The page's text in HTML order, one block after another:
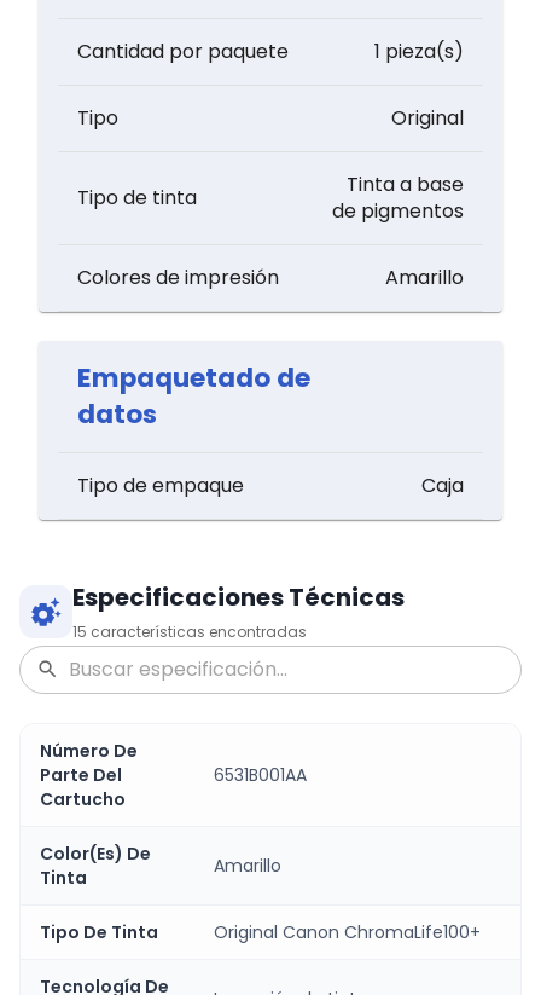
Cantidad por paquete 1 pieza(s)
Tipo Original
Tipo de tinta
Tinta a base
de pigmentos
Colores de impresión Amarillo
Empaquetado de
datos
Tipo de empaque Caja
Especificaciones Técnicas
15 características encontradas
Número De
Parte Del
Cartucho
6531B001AA
Color(Es) De
Tinta
Amarillo
Tipo De Tinta Original Canon ChromaLife100+
Tecnología De